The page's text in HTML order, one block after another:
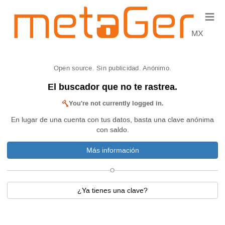
MX
Open source. Sin publicidad. Anónimo.
El buscador que no te rastrea.
You're not currently logged in.
En lugar de una cuenta con tus datos, basta una clave anónima
con saldo.
Más información
O
¿Ya tienes una clave?
≡